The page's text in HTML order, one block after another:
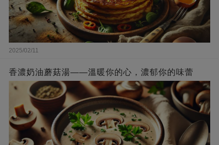
2025/02/11
香濃奶油蘑菇湯——溫暖你的心，濃郁你的味蕾